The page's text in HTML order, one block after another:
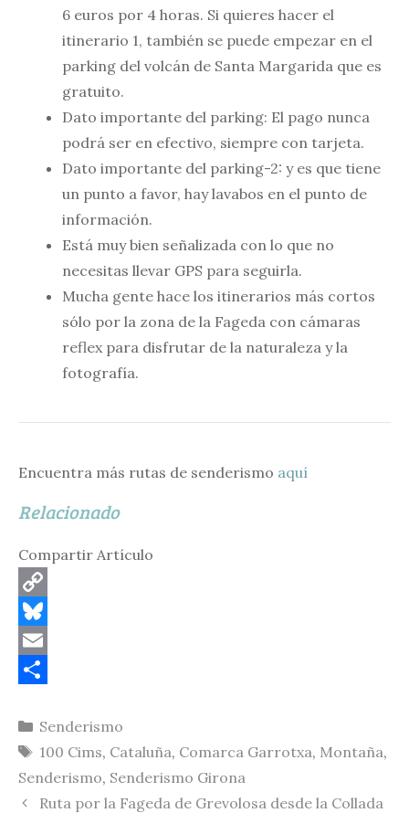
6 euros por 4 horas. Si quieres hacer el
itinerario 1, también se puede empezar en el
parking del volcán de Santa Margarida que es
gratuito.
Dato importante del parking: El pago nunca
podrá ser en efectivo, siempre con tarjeta.
Dato importante del parking-2: y es que tiene
un punto a favor, hay lavabos en el punto de
información.
Está muy bien señalizada con lo que no
necesitas llevar GPS para seguirla.
Mucha gente hace los itinerarios más cortos
sólo por la zona de la Fageda con cámaras
reflex para disfrutar de la naturaleza y la
fotografía.
Encuentra más rutas de senderismo aquí
Relacionado
Compartir Artículo
C
o
p
L
i
n
B
e
s
k
E
a
i
l
o
m
p
Categorías
Senderismo
Etiquetas
100 Cims, Cataluña, Comarca Garrotxa, Montaña,
Senderismo, Senderismo Girona
Ruta por la Fageda de Grevolosa desde la Collada